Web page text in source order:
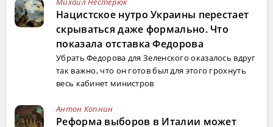
Нацистское нутро Украины перестает
скрываться даже формально. Что
показала отставка Федорова
Убрать Федорова для Зеленского оказалось вдруг
так важно, что он готов был для этого грохнуть
весь кабинет министров
Антон Копнин
Реформа выборов в Италии может